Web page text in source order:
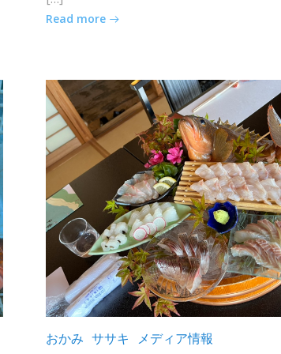
Read more
おかみ ササキ メディア情報